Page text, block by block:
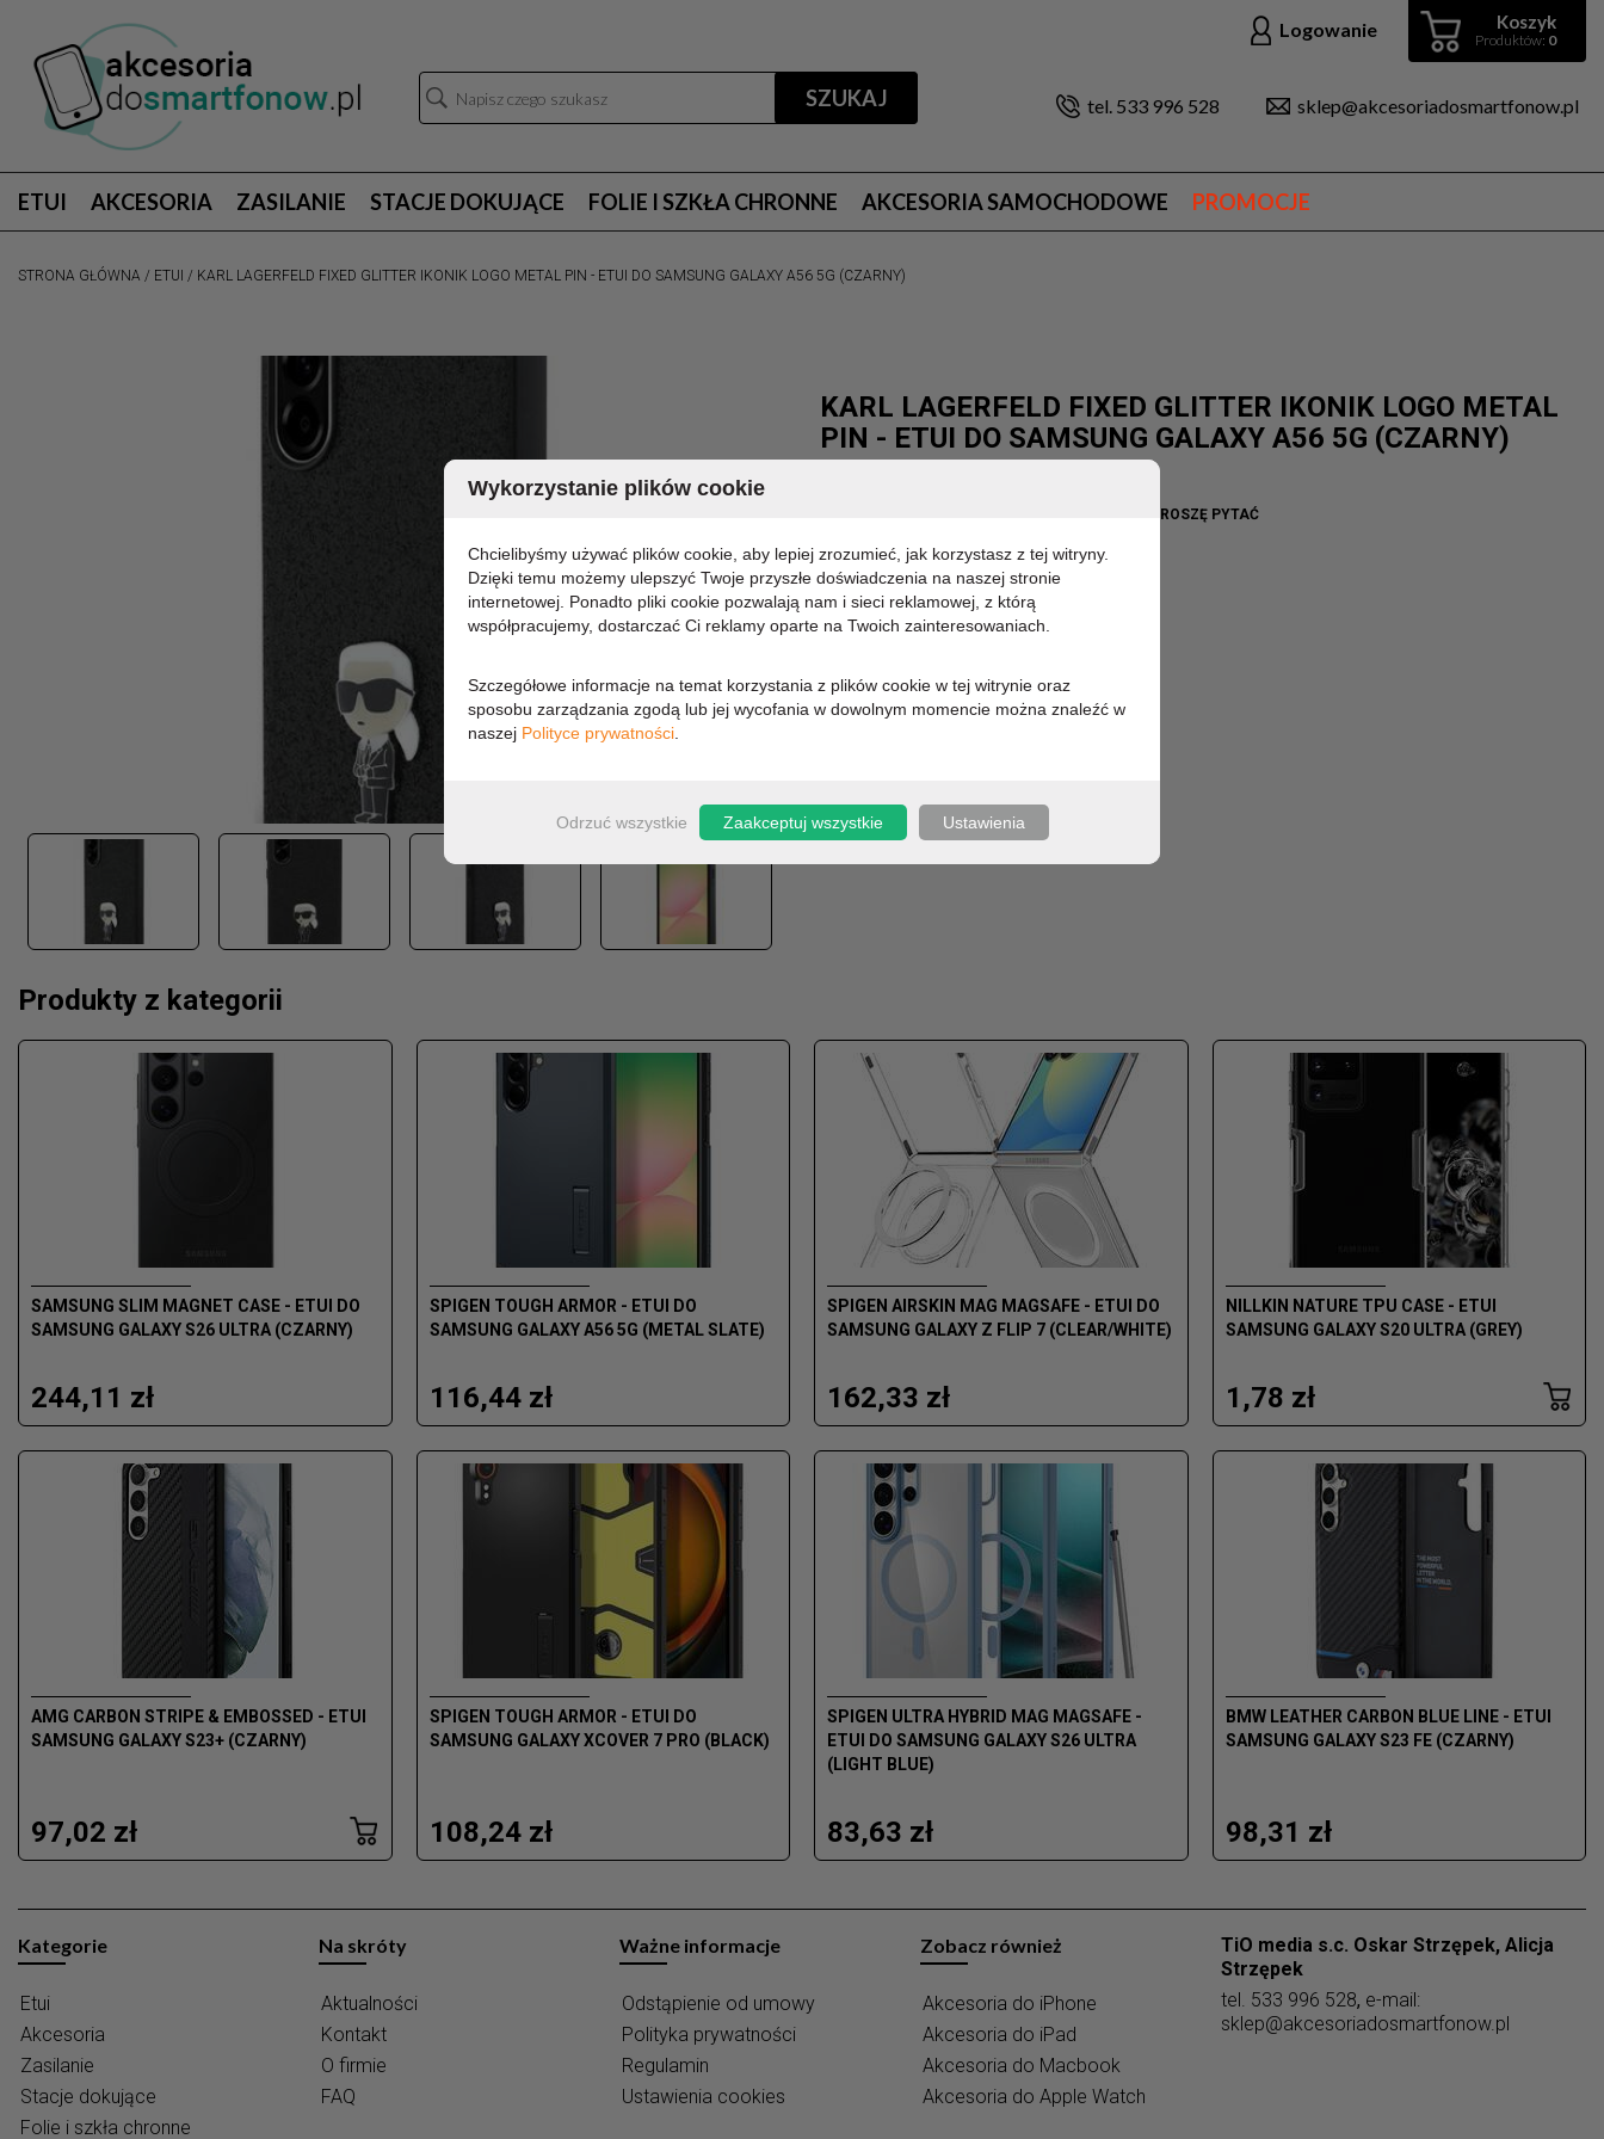
SZUKAJ
Koszyk
Produktów: 0
Logowanie
tel. 533 996 528 sklep@akcesoriadosmartfonow.pl
ETUI AKCESORIA ZASILANIE STACJE DOKUJĄCE FOLIE I SZKŁA CHRONNE AKCESORIA SAMOCHODOWE PROMOCJE
STRONA GŁÓWNA / ETUI / KARL LAGERFELD FIXED GLITTER IKONIK LOGO METAL PIN - ETUI DO SAMSUNG GALAXY A56 5G (CZARNY)
KARL LAGERFELD FIXED GLITTER IKONIK LOGO METAL
PIN - ETUI DO SAMSUNG GALAXY A56 5G (CZARNY)
CHWILOWO BRAK - PROSZĘ PYTAĆ
108,53 zł
Produkty z kategorii
SAMSUNG SLIM MAGNET CASE - ETUI DO
SAMSUNG GALAXY S26 ULTRA (CZARNY)
244,11 zł
SPIGEN TOUGH ARMOR - ETUI DO
SAMSUNG GALAXY A56 5G (METAL SLATE)
116,44 zł
SPIGEN AIRSKIN MAG MAGSAFE - ETUI DO
SAMSUNG GALAXY Z FLIP 7 (CLEAR/WHITE)
162,33 zł
NILLKIN NATURE TPU CASE - ETUI
SAMSUNG GALAXY S20 ULTRA (GREY)
1,78 zł
AMG CARBON STRIPE & EMBOSSED - ETUI
SAMSUNG GALAXY S23+ (CZARNY)
97,02 zł
SPIGEN TOUGH ARMOR - ETUI DO
SAMSUNG GALAXY XCOVER 7 PRO (BLACK)
108,24 zł
SPIGEN ULTRA HYBRID MAG MAGSAFE -
ETUI DO SAMSUNG GALAXY S26 ULTRA
(LIGHT BLUE)
83,63 zł
BMW LEATHER CARBON BLUE LINE - ETUI
SAMSUNG GALAXY S23 FE (CZARNY)
98,31 zł
Kategorie
Etui
Akcesoria
Zasilanie
Stacje dokujące
Folie i szkła chronne
Na skróty
Aktualności
Kontakt
O firmie
FAQ
Ważne informacje
Odstąpienie od umowy
Polityka prywatności
Regulamin
Ustawienia cookies
Zobacz również
Akcesoria do iPhone
Akcesoria do iPad
Akcesoria do Macbook
Akcesoria do Apple Watch
TiO media s.c. Oskar Strzępek, Alicja
Strzępek
tel. 533 996 528, e-mail:
sklep@akcesoriadosmartfonow.pl
Wykorzystanie plików cookie
Chcielibyśmy używać plików cookie, aby lepiej zrozumieć, jak korzystasz z tej witryny.
Dzięki temu możemy ulepszyć Twoje przyszłe doświadczenia na naszej stronie
internetowej. Ponadto pliki cookie pozwalają nam i sieci reklamowej, z którą
współpracujemy, dostarczać Ci reklamy oparte na Twoich zainteresowaniach.
Szczegółowe informacje na temat korzystania z plików cookie w tej witrynie oraz
sposobu zarządzania zgodą lub jej wycofania w dowolnym momencie można znaleźć w
naszej Polityce prywatności
Odrzuć wszystkie Zaakceptuj wszystkie Ustawienia